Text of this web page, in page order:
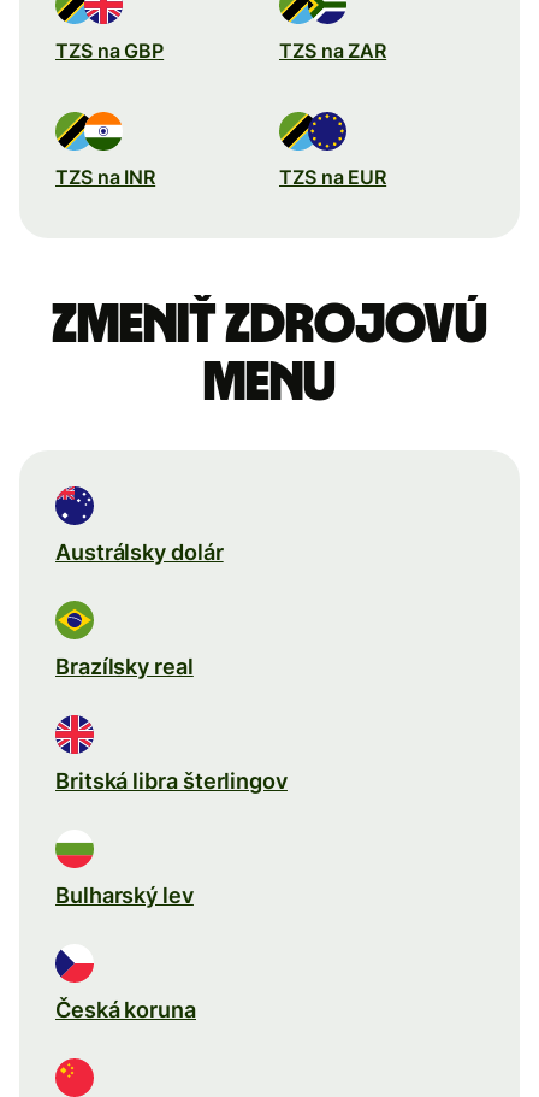
TZS na GBP TZS na ZAR
TZS na INR TZS na EUR
Zmeniť zdrojovú
menu
Austrálsky dolár
Brazílsky real
Britská libra šterlingov
Bulharský lev
Česká koruna